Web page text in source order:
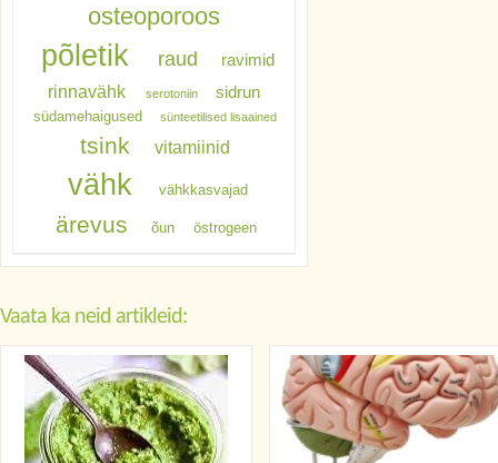
osteoporoos
põletik raud ravimid
rinnavähk serotoniin sidrun
südamehaigused sünteetilised lisaained
tsink vitamiinid
vähk vähkkasvajad
ärevus õun östrogeen
Vaata ka neid artikleid: